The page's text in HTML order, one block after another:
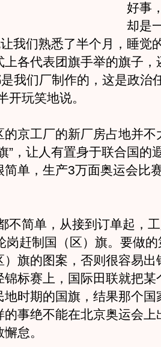
好事
却是
让我们熟悉了半个月，睡觉
上各代表团旗手举的旗子，
我们厂制作的，这是政治
开玩笑地说。
工厂的新厂房占地并不
”，让人有置身于联合国的
简单，生产3万面奥运会比
简单，从接到订单起，工
岗赶制国（区）旗。要做
）旗的图案，否则很容易
锦标赛上，国际田联就把某
地时期的国旗，结果那个国
事绝不能在北京奥运会上
怠。